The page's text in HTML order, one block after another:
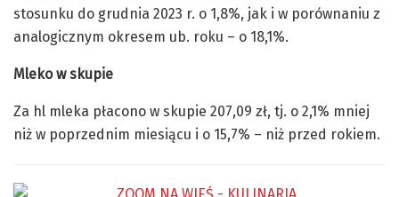
stosunku do grudnia 2023 r. o 1,8%, jak i w porównaniu z
analogicznym okresem ub. roku – o 18,1%.
Mleko w skupie
Za hl mleka płacono w skupie 207,09 zł, tj. o 2,1% mniej
niż w poprzednim miesiącu i o 15,7% – niż przed rokiem.